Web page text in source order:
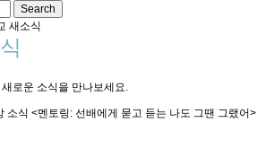
새소식
로운 소식을 만나보세요.
소식 <멘토링: 선배에게 묻고 듣는 나도 그땐 그랬어>